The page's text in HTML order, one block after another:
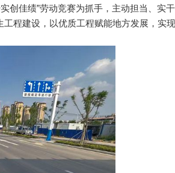
佳绩”劳动竞赛为抓手，主动担当、实
程建设，以优质工程赋能地方发展，实